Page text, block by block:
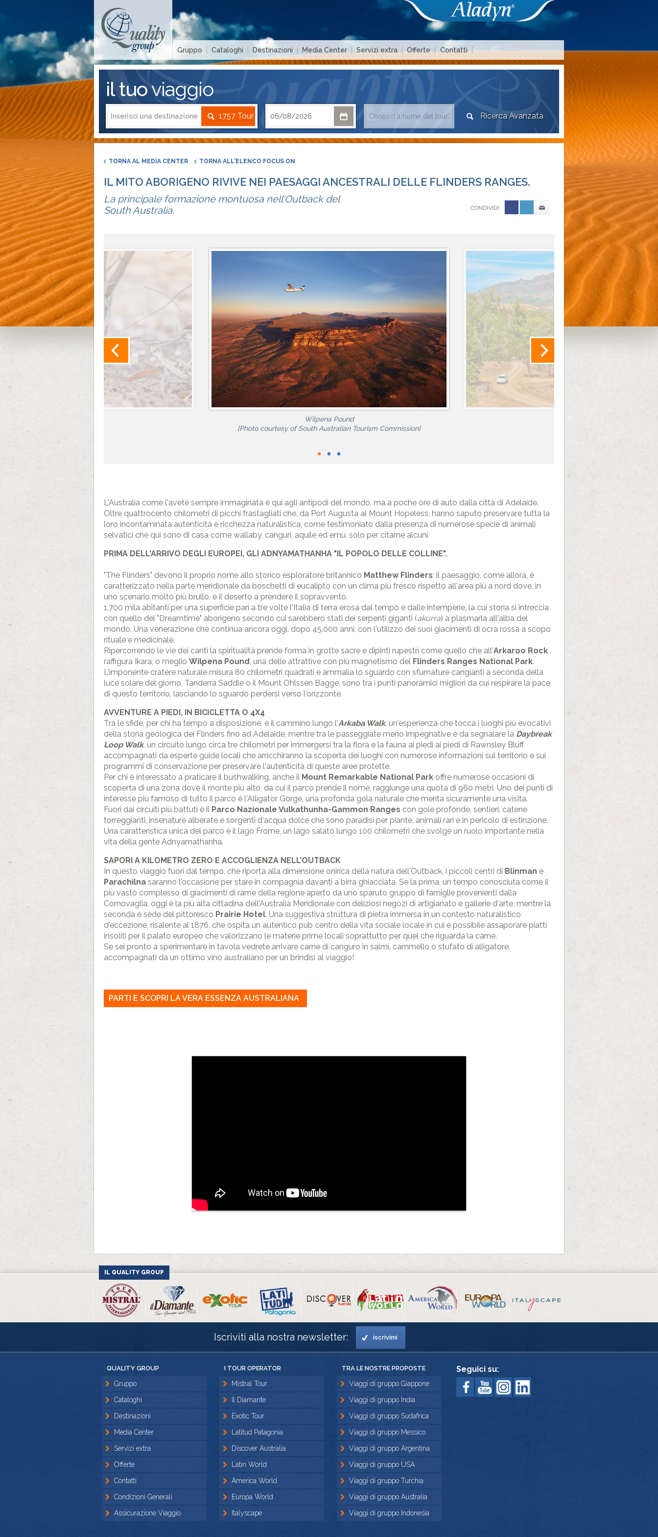
Gruppo Cataloghi Destinazioni Media Center Servizi extra Offerte Contatti
Area agenzie di viaggio
il tuoviaggio
TORNA AL MEDIA CENTER TORNA ALL'ELENCO FOCUS ON
IL MITO ABORIGENO RIVIVE NEI PAESAGGI ANCESTRALI DELLE FLINDERS RANGES.
La principale formazione montuosa nell’Outback del
South Australia.
CONDIVIDI:
Wilpena Pound
[Photo courtesy of South Australian Tourism Commission]
L'Australia come l'avete sempre immaginata è qui agli antipodi del mondo, ma a poche ore di auto dalla città di Adelaide.
Oltre quattrocento chilometri di picchi frastagliati che, da Port Augusta al Mount Hopeless, hanno saputo preservare tutta la
loro incontaminata autenticità e ricchezza naturalistica, come testimoniato dalla presenza di numerose specie di animali
selvatici che qui sono di casa come wallaby, canguri, aquile ed emù, solo per citarne alcuni.
PRIMA DELL'ARRIVO DEGLI EUROPEI, GLI ADNYAMATHANHA "IL POPOLO DELLE COLLINE".
"The Flinders" devono il proprio nome allo storico esploratore britannico Matthew Flinders: il paesaggio, come allora, è
caratterizzato nella parte meridionale da boschetti di eucalipto con un clima più fresco rispetto all'area più a nord dove, in
uno scenario molto più brullo, è il deserto a prendere il sopravvento.
1.700 mila abitanti per una superficie pari a tre volte l'Italia di terra erosa dal tempo e dalle intemperie, la cui storia si intreccia
con quello del "Dreamtime" aborigeno secondo cui sarebbero stati dei serpenti giganti (akurra) a plasmarla all'alba del
mondo. Una venerazione che continua ancora oggi, dopo 45.000 anni, con l'utilizzo dei suoi giacimenti di ocra rossa a scopo
rituale e medicinale.
Ripercorrendo le vie dei canti la spiritualità prende forma in grotte sacre e dipinti rupestri come quello che all'Arkaroo Rock
raffigura Ikara, o meglio Wilpena Pound , una delle attrattive con più magnetismo del Flinders Ranges National Park.
L'imponente cratere naturale misura 80 chilometri quadrati e ammalia lo sguardo con sfumature cangianti a seconda della
luce solare del giorno. Tanderra Saddle o il Mount Ohlssen Bagge, sono tra i punti panoramici migliori da cui respirare la pace
di questo territorio, lasciando lo sguardo perdersi verso l'orizzonte.
AVVENTURE A PIEDI, IN BICICLETTA O 4X4
Tra le sfide, per chi ha tempo a disposizione, è il cammino lungo l'Arkaba Walk, un'esperienza che tocca i luoghi più evocativi
della storia geologica dei Flinders fino ad Adelaide, mentre tra le passeggiate meno impegnative è da segnalare la Daybreak
Loop Walk, un circuito lungo circa tre chilometri per immergersi tra la flora e la fauna ai piedi ai piedi di Rawnsley Bluff
accompagnati da esperte guide locali che arricchiranno la scoperta dei luoghi con numerose informazioni sul territorio e sui
programmi di conservazione per preservare l'autenticità di queste aree protette.
Per chi è interessato a praticare il bushwalking, anche il Mount Remarkable National Park offre numerose occasioni di
scoperta di una zona dove il monte più alto, da cui il parco prende il nome, raggiunge una quota di 960 metri. Uno dei punti di
interesse più famoso di tutto il parco è l'Alligator Gorge, una profonda gola naturale che merita sicuramente una visita.
Fuori dai circuiti più battuti è il Parco Nazionale Vulkathunha-Gammon Ranges con gole profonde, sentieri, catene
torreggianti, insenature alberate e sorgenti d'acqua dolce che sono paradisi per piante, animali rari e in pericolo di estinzione.
Una caratteristica unica del parco è il lago Frome, un lago salato lungo 100 chilometri che svolge un ruolo importante nella
vita della gente Adnyamathanha.
SAPORI A KILOMETRO ZERO E ACCOGLIENZA NELL’OUTBACK
In questo viaggio fuori dal tempo, che riporta alla dimensione onirica della natura dell'Outback, i piccoli centri di Blinman e
Parachilna saranno l'occasione per stare in compagnia davanti a birra ghiacciata. Se la prima, un tempo conosciuta come il
più vasto complesso di giacimenti di rame della regione aperto da uno sparuto gruppo di famiglie provenienti dalla
Cornovaglia, oggi è la più alta cittadina dell'Australia Meridionale con deliziosi negozi di artigianato e gallerie d'arte, mentre la
seconda è sede del pittoresco Prairie Hotel. Una suggestiva struttura di pietra immersa in un contesto naturalistico
d'eccezione, risalente al 1876, che ospita un autentico pub centro della vita sociale locale in cui è possibile assaporare piatti
insoliti per il palato europeo che valorizzano le materie prime locali soprattutto per quel che riguarda la carne.
Se sei pronto a sperimentare in tavola vedrete arrivare carne di canguro in salmì, cammello o stufato di alligatore,
accompagnati da un ottimo vino australiano per un brindisi al viaggio!
PARTI E SCOPRI LA VERA ESSENZA AUSTRALIANA
IL QUALITY GROUP
Iscriviti alla nostra newsletter: iscrivimi
QUALITY GROUP
Gruppo
Cataloghi
Destinazioni
Media Center
Servizi extra
Offerte
Contatti
Condizioni Generali
Assicurazione Viaggio
I TOUR OPERATOR
Mistral Tour
Il Diamante
Exotic Tour
Latitud Patagonia
Discover Australia
Latin World
America World
Europa World
Italyscape
TRA LE NOSTRE PROPOSTE
Viaggi di gruppo Giappone
Viaggi di gruppo India
Viaggi di gruppo Sudafrica
Viaggi di gruppo Messico
Viaggi di gruppo Argentina
Viaggi di gruppo USA
Viaggi di gruppo Turchia
Viaggi di gruppo Australia
Viaggi di gruppo Indonesia
Seguici su: